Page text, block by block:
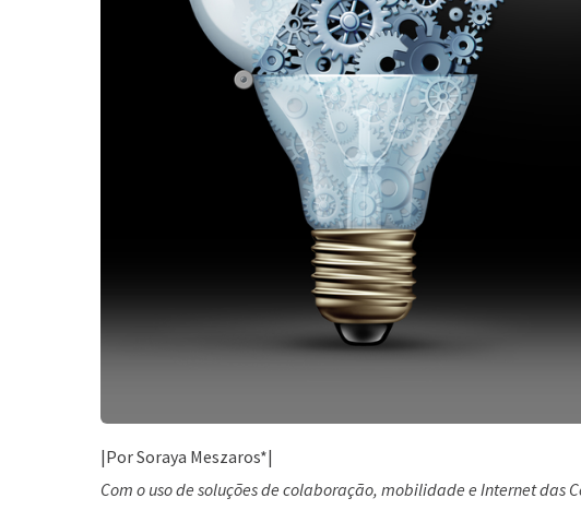
|Por Soraya Meszaros*|
Com o uso de soluções de colaboração, mobilidade e Internet das